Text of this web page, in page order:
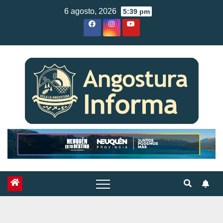
6 agosto, 2026 5:39 pm